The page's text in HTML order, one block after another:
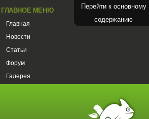
Перейти к основному
содержанию
ГЛАВНОЕ МЕНЮ
Главная
Новости
Статьи
Форум
Галерея